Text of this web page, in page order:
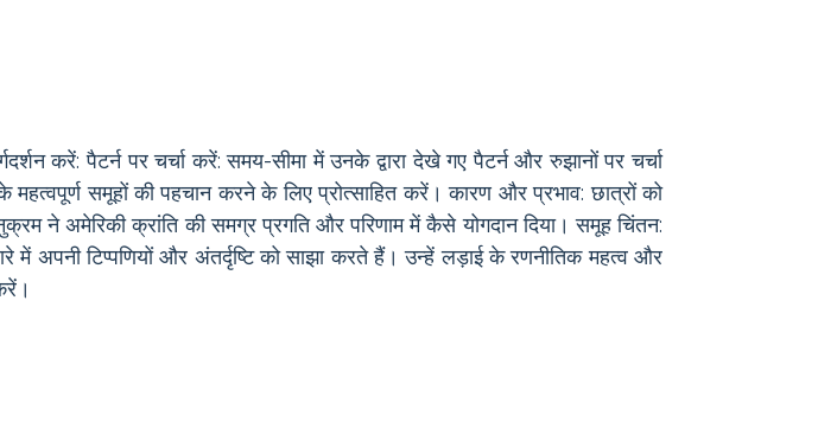
करें: पैटर्न पर चर्चा करें: समय-सीमा में उनके द्वारा देखे गए पैटर्न और रुझानों पर चर्चा
समूहों की पहचान करने के लिए प्रोत्साहित करें। कारण और प्रभाव: छात्रों को
ने अमेरिकी क्रांति की समग्र प्रगति और परिणाम में कैसे योगदान दिया। समूह चिंतन:
में अपनी टिप्पणियों और अंतर्दृष्टि को साझा करते हैं। उन्हें लड़ाई के रणनीतिक महत्व और